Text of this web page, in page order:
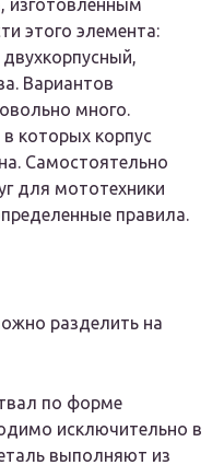
изготовленным
этого элемента:
Вариантов
много.
которых корпус
Самостоятельно
для мототехники
правила.
разделить на
по форме
исключительно в
выполняют из